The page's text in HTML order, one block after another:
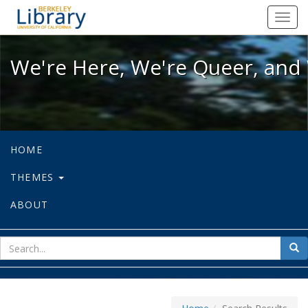
We're Here, We're Queer, and
We're Here, We're Queer,
HOME
THEMES
ABOUT
for